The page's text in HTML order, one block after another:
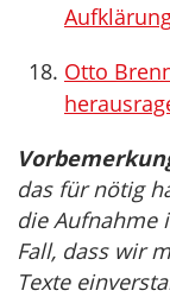
Otto
das für nötig
die Aufnahme
Fall, dass wir
Texte